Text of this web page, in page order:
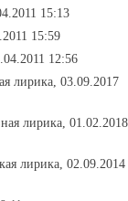
15:13
15:59
12:56
лирика, 03.09.2017
лирика, 01.02.2018
лирика, 02.09.2014